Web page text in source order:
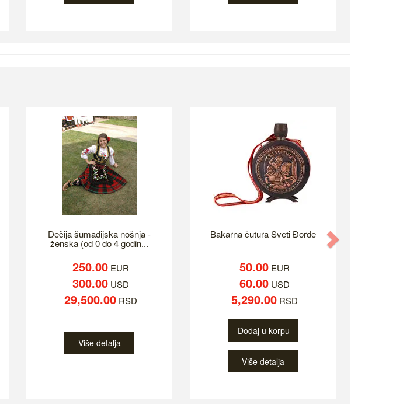
Dečija šumadijska nošnja -
ženska (od 0 do 4 godin...
250.00 EUR
300.00 USD
29,500.00 RSD
Više detalja
Bakarna čutura Sveti Đorde
50.00EUR
60.00USD
5,290.00RSD
Dodaj u korpu
Više detalja